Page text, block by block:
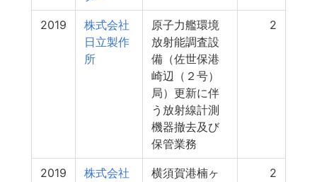
2019
株式会社
日立製作
所
原子力艦環境
放射能調査設
備（佐世保港
崎辺（２号）
局）更新に伴
う放射線計測
機器撤去及び
保管業務
2
2019
株式会社
横須賀港楠ヶ
2